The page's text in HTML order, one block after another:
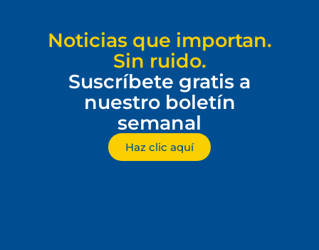
Noticias que importan.
Sin ruido.
Suscríbete gratis a
nuestro boletín
semanal
Haz clic aquí